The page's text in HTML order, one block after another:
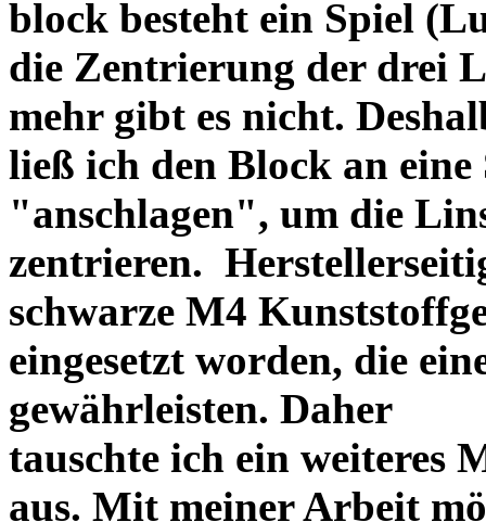
block besteht ein Spiel
die Zentrierung der drei
mehr gibt es nicht.
ließ ich den Block an eine
"anschlagen", um die
zentrieren.
schwarze M4
eingesetzt worden, die
gewährleisten. Daher
tauschte ich ein weiteres
aus. Mit meiner Arbeit